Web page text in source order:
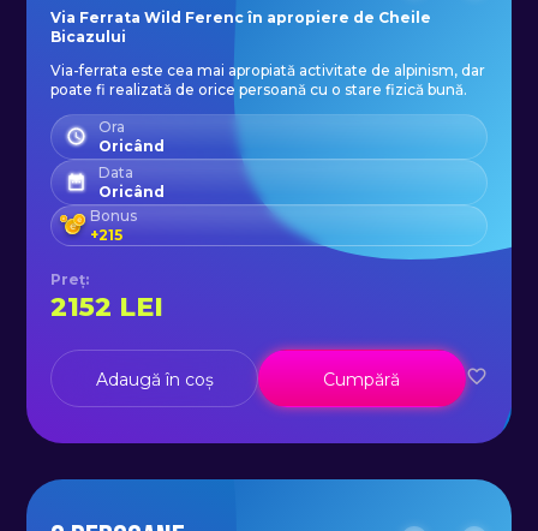
Sfat general: Vă recomandam cu
tărie să aveți propriul
dumneavoastră echipament care
să vă ajute să vă simțiți confortabil
în timpul călătoriei.
Am enumerat mai jos lista cu
echipamentul necesar. Vă rugam
aveți sau ne puteți contacta pentru
sfaturi și opțiuni de închiriere.
Echipament necesar:
Via Ferrata Wild Ferenc în apropiere de Cheile
Bicazului
Via-ferrata este cea mai apropiată activitate de alpinism, dar
poate fi realizată de orice persoană cu o stare fizică bună.
Ora
Oricând
Data
Oricând
Bonus
+215
Preț:
2152 LEI
Adaugă în coș Cumpără